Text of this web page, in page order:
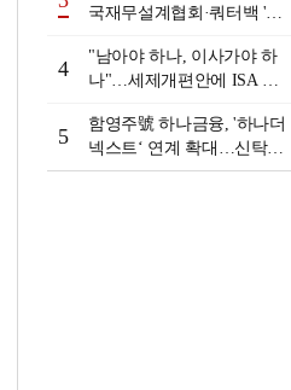
국재무설계협회·쿼터백 '베
4
"남아야 하나, 이사가야 하
나"…세제개편안에 ISA 투
5
함영주號 하나금융, '하나더
넥스트‘ 연계 확대…신탁수
수료 2배 증가 효과 [금융 시